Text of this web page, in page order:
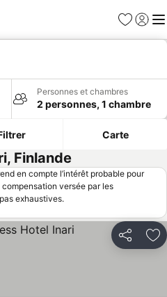
Favoris
Se
Personnes et chambres
2 personnes, 1 chambre
Carte
Finlande
en compte l’intérêt probable pour
compensation versée par les
exhaustives.
Partager